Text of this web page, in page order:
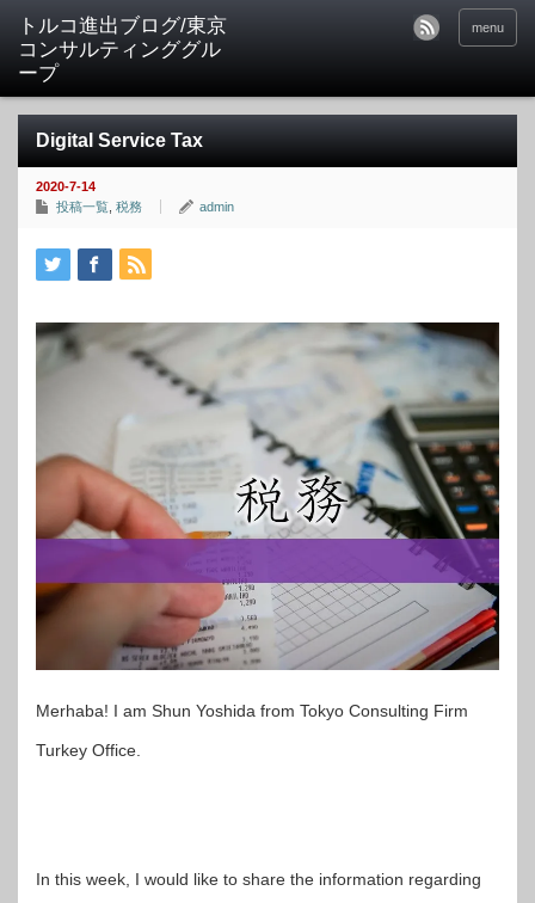
トルコ進出ブログ/東京
コンサルティンググル
ープ
menu
Digital Service Tax
2020-7-14
投稿一覧 税務 admin
Merhaba! I am Shun Yoshida from Tokyo Consulting Firm
Turkey Office.
In this week, I would like to share the information regarding